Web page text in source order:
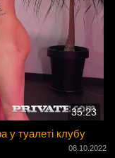
35:23
у туалеті клубу
08.10.2022